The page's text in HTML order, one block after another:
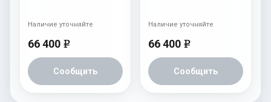
66 400 e
Сообщить
Наличие уточняйте
66 400 e
Сообщить
Наличие уточняйте